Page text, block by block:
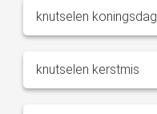
knutselen koningsdag
knutselen kerstmis